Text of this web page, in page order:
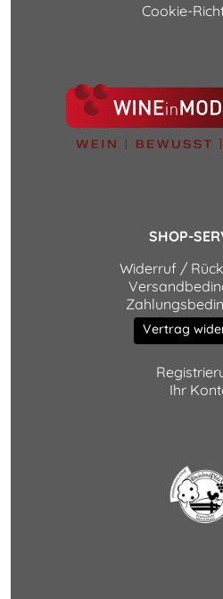
Cookie-
SHOP-
Widerruf /
Vertrag
Ihr